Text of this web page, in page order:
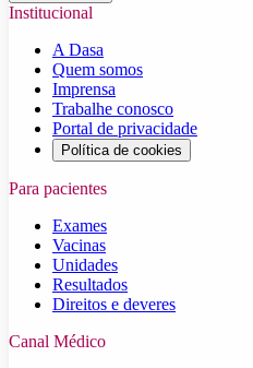
Institucional
A Dasa
Quem somos
Imprensa
Trabalhe conosco
Portal de privacidade
Política de cookies
Para pacientes
Exames
Vacinas
Unidades
Resultados
Direitos e deveres
Canal Médico